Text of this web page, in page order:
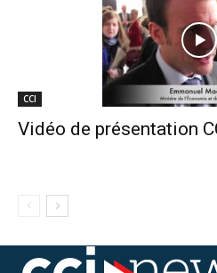
CCI
Vidéo de présentation